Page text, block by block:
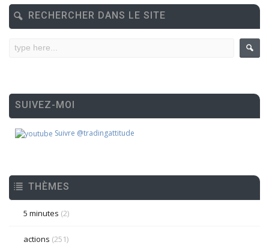
RECHERCHER DANS LE SITE
SUIVEZ-MOI
Suivre @tradingattitude
THÈMES
5 minutes (2)
actions (251)